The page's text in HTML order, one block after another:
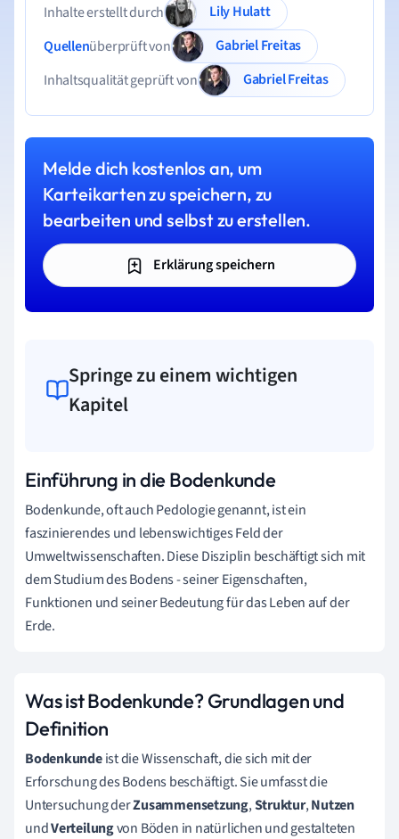
Inhalte erstellt durch
Lily Hulatt
Quellenüberprüft von
Gabriel Freitas
Inhaltsqualität geprüft von
Gabriel Freitas
Melde dich kostenlos an, um
Karteikarten zu speichern, zu
bearbeiten und selbst zu erstellen.
Erklärung speichern
Springe zu einem wichtigen
Kapitel
Einführung in die Bodenkunde
Bodenkunde, oft auch Pedologie genannt, ist ein
faszinierendes und lebenswichtiges Feld der
Umweltwissenschaften. Diese Disziplin beschäftigt sich mit
dem Studium des Bodens - seiner Eigenschaften,
Funktionen und seiner Bedeutung für das Leben auf der
Erde.
Was ist Bodenkunde? Grundlagen und
Definition
Bodenkundeist die Wissenschaft, die sich mit der
Erforschung des Bodens beschäftigt. Sie umfasst die
Untersuchung derZusammensetzung,Struktur,Nutzen
undVerteilungvon Böden in natürlichen und gestalteten